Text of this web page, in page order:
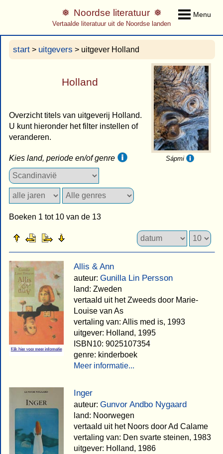
Menu
Noordse literatuur
Vertaalde literatuur uit de Noordse landen
start > uitgevers > uitgever Holland
Sápmi
Holland
Overzicht titels van uitgeverij Holland.
U kunt hieronder het filter instellen of
veranderen.
Kies land, periode en/of genre
Boeken 1 tot 10 van de 13
Allis & Ann
auteur: Gunilla Lin Persson
land: Zweden
vertaald uit het Zweeds door Marie-
Louise van As
vertaling van: Allis med is, 1993
uitgever: Holland, 1995
ISBN10: 9025107354
genre: kinderboek
Meer informatie...
Inger
auteur: Gunvor Andbo Nygaard
land: Noorwegen
vertaald uit het Noors door Ad Calame
vertaling van: Den svarte steinen, 1983
uitgever: Holland, 1986